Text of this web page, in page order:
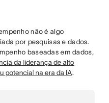
não é algo
por pesquisas e dados.
baseadas em dados,
da liderança de alto
potencial na era da IA.